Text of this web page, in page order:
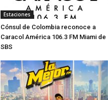
Estaciones
Cónsul de Colombia reconoce a
Caracol América 106.3 FM Miami de
SBS